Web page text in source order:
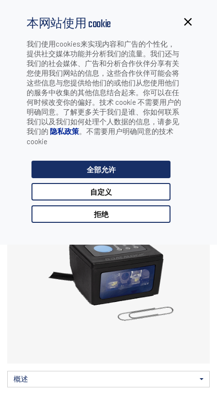
本网站使用 cookie
我们使用cookies来实现内容和广告的个性化，
提供社交媒体功能并分析我们的流量。我们还与
我们的社会媒体、广告和分析合作伙伴分享有关
您使用我们网站的信息，这些合作伙伴可能会将
这些信息与您提供给他们的或他们从您使用他们
的服务中收集的其他信息结合起来。你可以在任
何时候改变你的偏好。技术 cookie 不需要用户的
明确同意。了解更多关于我们是谁、你如何联系
我们以及我们如何处理个人数据的信息，请参见
我们的 隐私政策。不需要用户明确同意的技术
cookie
全部允许
自定义
拒绝
DSM04XX
小巧尺寸蕴含卓越性能
下载
概述 下载 服务业 媒体
型号和配
件
概述